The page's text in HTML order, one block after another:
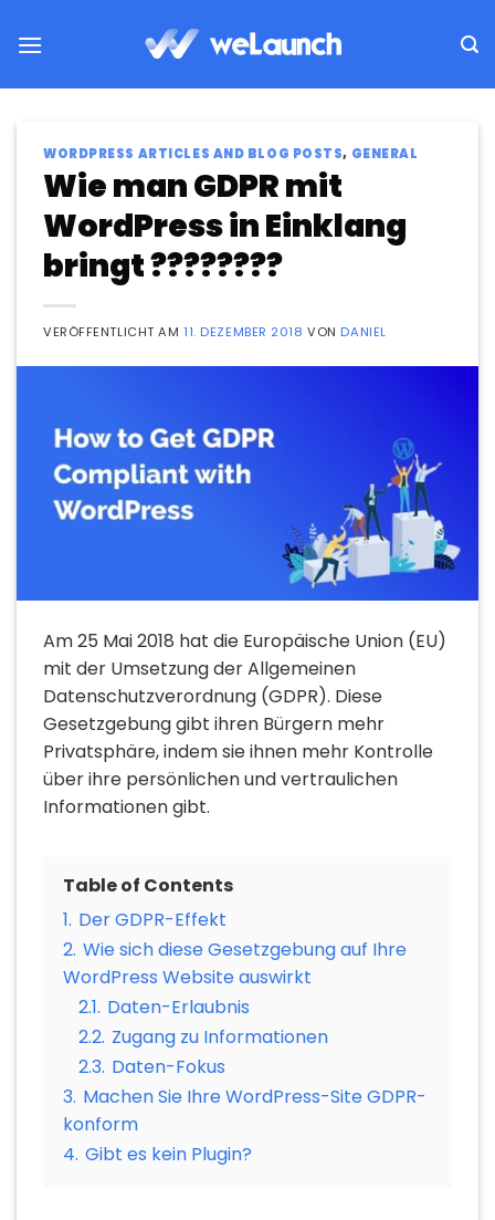
Inhalt
WORDPRESS ARTICLES AND BLOG POSTS, GENERAL
Wie man GDPR mit
WordPress in Einklang
bringt ????????
VERÖFFENTLICHT AM11. DEZEMBER 2018 VON DANIEL
Am 25 Mai 2018 hat die Europäische Union (EU)
mit der Umsetzung der Allgemeinen
Datenschutzverordnung (GDPR). Diese
Gesetzgebung gibt ihren Bürgern mehr
Privatsphäre, indem sie ihnen mehr Kontrolle
über ihre persönlichen und vertraulichen
Informationen gibt.
Table of Contents
1. Der GDPR-Effekt
2. Wie sich diese Gesetzgebung auf Ihre
WordPress Website auswirkt
2.1. Daten-Erlaubnis
2.2. Zugang zu Informationen
2.3. Daten-Fokus
3. Machen Sie Ihre WordPress-Site GDPR-
konform
4. Gibt es kein Plugin?